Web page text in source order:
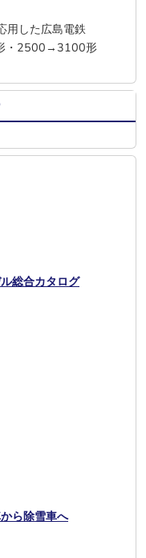
用した広島電鉄
・2500→3100形
総合カタログ
ら除雪車へ